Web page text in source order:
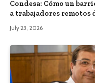
Condesa: Cómo un
a trabajadores remotos
July 23, 2026